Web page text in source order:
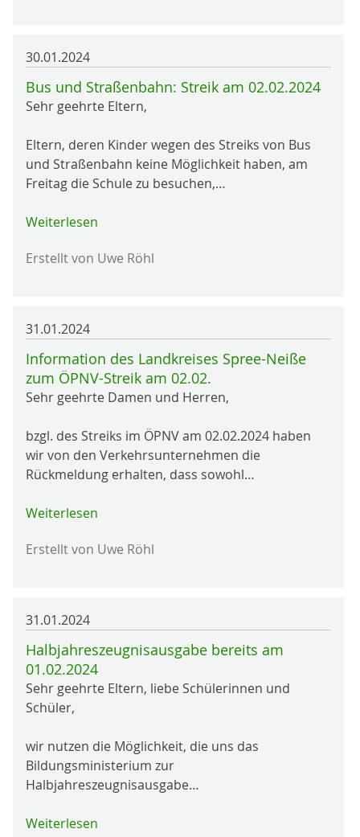
30.01.2024
Bus und Straßenbahn: Streik am 02.02.2024
Sehr geehrte Eltern,
Eltern, deren Kinder wegen des Streiks von Bus
und Straßenbahn keine Möglichkeit haben, am
Freitag die Schule zu besuchen,…
Weiterlesen
Erstellt von Uwe Röhl
31.01.2024
Information des Landkreises Spree-Neiße
zum ÖPNV-Streik am 02.02.
Sehr geehrte Damen und Herren,
bzgl. des Streiks im ÖPNV am 02.02.2024 haben
wir von den Verkehrsunternehmen die
Rückmeldung erhalten, dass sowohl…
Weiterlesen
Erstellt von Uwe Röhl
31.01.2024
Halbjahreszeugnisausgabe bereits am
01.02.2024
Sehr geehrte Eltern, liebe Schülerinnen und
Schüler,
wir nutzen die Möglichkeit, die uns das
Bildungsministerium zur
Halbjahreszeugnisausgabe…
Weiterlesen